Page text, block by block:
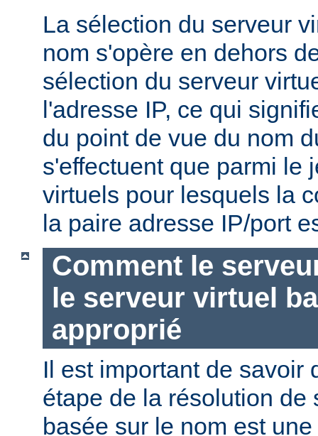
La sélection du serveur
nom s'opère en dehors
sélection du serveur
l'adresse IP, ce qui
du point de vue du nom
s'effectuent que parmi le
virtuels pour lesquels la
la paire adresse IP/port
Comment le
le serveur virtuel
approprié
Il est important de savoir
étape de la résolution de
basée sur le nom est